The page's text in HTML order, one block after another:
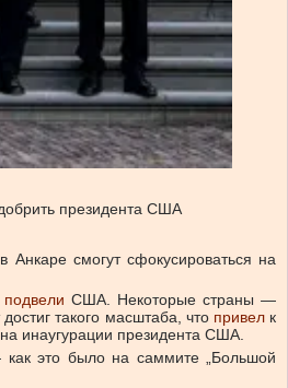
президента США
смогут сфокусироваться на
подвели США. Некоторые страны —
такого масштаба, что привелк
инаугурации президента США.
это было на саммите „Большой